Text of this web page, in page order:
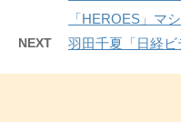
「HEROES」マ
NEXT 羽田千夏「日経